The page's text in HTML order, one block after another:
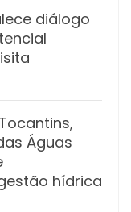
diálogo
Águas
hídrica